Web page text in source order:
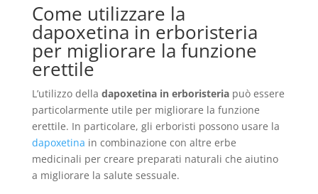
Come utilizzare la
dapoxetina in erboristeria
per migliorare la funzione
erettile
L’utilizzo della dapoxetina in erboristeriapuò essere
particolarmente utile per migliorare la funzione
erettile. In particolare, gli erboristi possono usare la
dapoxetina in combinazione con altre erbe
medicinali per creare preparati naturali che aiutino
a migliorare la salute sessuale.